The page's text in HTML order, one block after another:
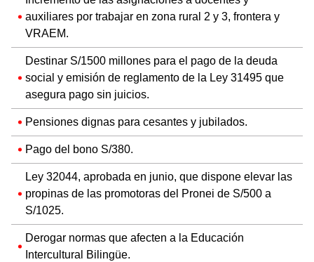
auxiliares por trabajar en zona rural 2 y 3, frontera y
VRAEM.
Destinar S/1500 millones para el pago de la deuda
social y emisión de reglamento de la Ley 31495 que
asegura pago sin juicios.
Pensiones dignas para cesantes y jubilados.
Pago del bono S/380.
Ley 32044, aprobada en junio, que dispone elevar las
propinas de las promotoras del Pronei de S/500 a
S/1025.
Derogar normas que afecten a la Educación
Intercultural Bilingüe.